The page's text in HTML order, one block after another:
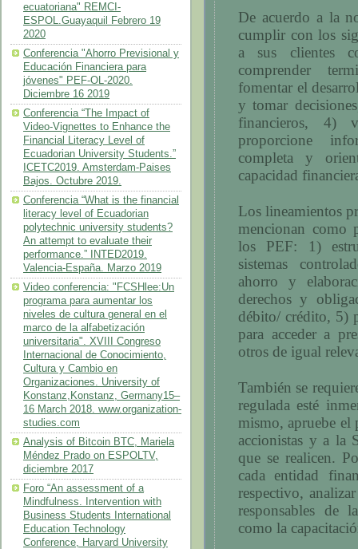
ecuatoriana" REMCI-
ESPOL.Guayaquil Febrero 19
2020
Conferencia "Ahorro Previsional y
Educación Financiera para
jóvenes" PEF-OL-2020.
Diciembre 16 2019
Conferencia “The Impact of
Video-Vignettes to Enhance the
Financial Literacy Level of
Ecuadorian University Students.”
ICETC2019. Amsterdam-Paises
Bajos. Octubre 2019.
Conferencia “What is the financial
literacy level of Ecuadorian
polytechnic university students?
An attempt to evaluate their
performance.” INTED2019.
Valencia-España. Marzo 2019
Video conferencia: "FCSHlee:Un
programa para aumentar los
niveles de cultura general en el
marco de la alfabetización
universitaria". XVIII Congreso
Internacional de Conocimiento,
Cultura y Cambio en
Organizaciones. University of
Konstanz,Konstanz, Germany15–
16 March 2018. www.organization-
studies.com
Analysis of Bitcoin BTC, Mariela
Méndez Prado on ESPOLTV,
diciembre 2017
Foro “An assessment of a
Mindfulness. Intervention with
Business Students International
Education Technology
Conference, Harvard University
De acuerdo a la
cumplir con los
a sus clientes
comprender
fomentar el
y tomar
financieros, 4)
proporcione
completa y
capacidad
Los lineamientos
mencionan como
los PEF: 1)
sistemas
ahorro y
derechos y
débito/ crédito, 5)
para acceder a
otros de igual
También se
regulada esté
mismo, apruebe el
accionistas y a la
que se realicen.
cada entidad
respectivo,
responsables de
como la